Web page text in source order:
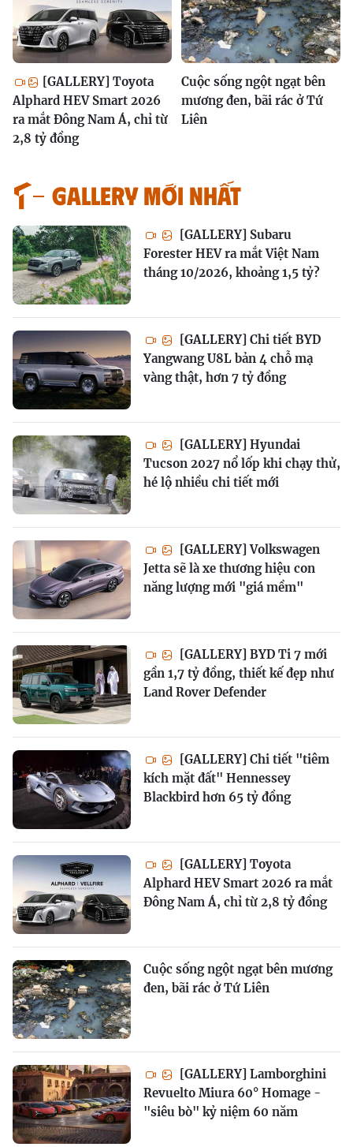
[GALLERY] Toyota
Alphard HEV Smart 2026
ra mắt Đông Nam Á, chỉ từ
2,8 tỷ đồng
Cuộc sống ngột ngạt bên
mương đen, bãi rác ở Tứ
Liên
GALLERY MỚI NHẤT
[GALLERY] Subaru
Forester HEV ra mắt Việt Nam
tháng 10/2026, khoảng 1,5 tỷ?
[GALLERY] Chi tiết BYD
Yangwang U8L bản 4 chỗ mạ
vàng thật, hơn 7 tỷ đồng
[GALLERY] Hyundai
Tucson 2027 nổ lốp khi chạy thử,
hé lộ nhiều chi tiết mới
[GALLERY] Volkswagen
Jetta sẽ là xe thương hiệu con
năng lượng mới "giá mềm"
[GALLERY] BYD Ti 7 mới
gần 1,7 tỷ đồng, thiết kế đẹp như
Land Rover Defender
[GALLERY] Chi tiết "tiêm
kích mặt đất" Hennessey
Blackbird hơn 65 tỷ đồng
[GALLERY] Toyota
Alphard HEV Smart 2026 ra mắt
Đông Nam Á, chỉ từ 2,8 tỷ đồng
Cuộc sống ngột ngạt bên mương
đen, bãi rác ở Tứ Liên
[GALLERY] Lamborghini
Revuelto Miura 60° Homage -
"siêu bò" kỷ niệm 60 năm